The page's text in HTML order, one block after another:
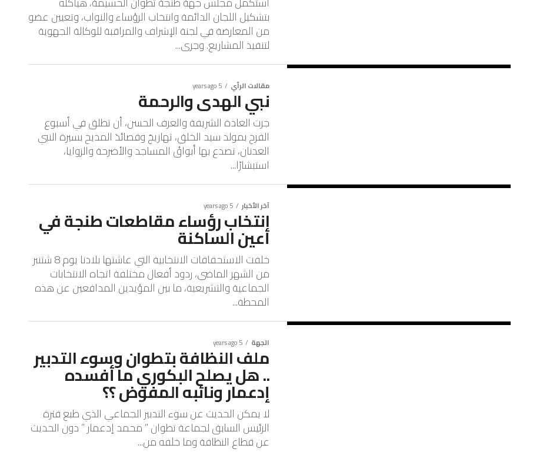
بتشكيل اللجان الدائمة وانتخاب الرؤساء والنواب، وتعيين عضو
من المعارضة في لجنة الإشراف والمراقبة للوكالة الجهوية
لتنفيذ المشاريع. وجرى...
مقالات الرأي 5 years ago
نبي الهدى والرحمة
جرت العادة الشريفة والعرف الحسن، أن تطلق في أسبوع
الفرح بمولد سيد الخلق، تهازيجَ وقصائدَ المديح بسيرة النبي
العدنان، تصدع بها أبواقُ المساجد والأضرحة والزوايا،
استبشارًا...
آخر الأخبار 5 years ago
انتخاب رؤساء مقاطعات طنجة في
أعين الساكنة
خلفت الاستحقاقات الانتخابية التي عاشتها بلادنا يوم 8 شتنبر
من الشهر الماضي، ردود أفعال مختلفة اتجاه الانتخابات
الجماعية والتشريعية، ما بين المؤيدين المدافعين عن هذه
المحطة...
الجهة 5 years ago
ملف النظافة بتطوان وسوء التدبير
.. هل يصلح البكوري ما أفسده
إدعمار ونائبه المفوض ؟؟
لا يمكن الحديث عن سوء التدبير الجماعي الذي طبع فترة
الرئيس السابق لجماعة تطوان ” محمد إدعمار ” دون الحديث
عن قطاع النظافة وما خلفه من...